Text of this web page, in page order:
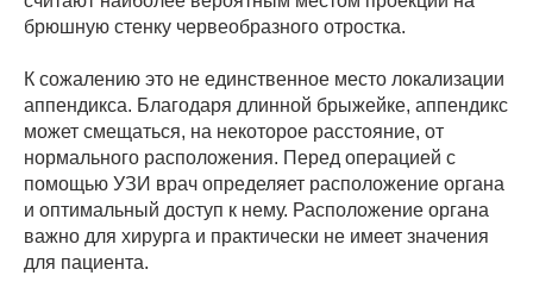
брюшную стенку червеобразного отростка.
К сожалению это не единственное место локализации
аппендикса. Благодаря длинной брыжейке, аппендикс
может смещаться, на некоторое расстояние, от
нормального расположения. Перед операцией с
помощью УЗИ врач определяет расположение органа
и оптимальный доступ к нему. Расположение органа
важно для хирурга и практически не имеет значения
для пациента.